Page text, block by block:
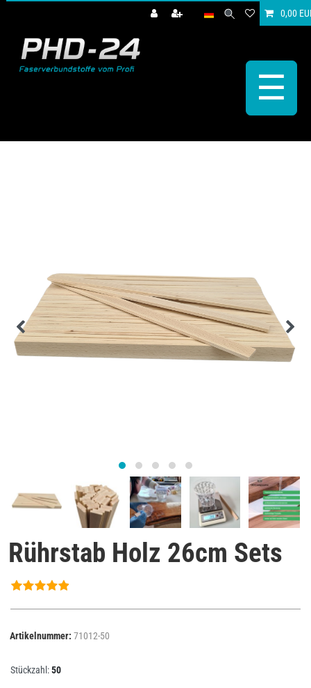
0,00
☰
Rührstab Holz 26cm Sets
Artikelnummer: 71012-50
Stückzahl:50